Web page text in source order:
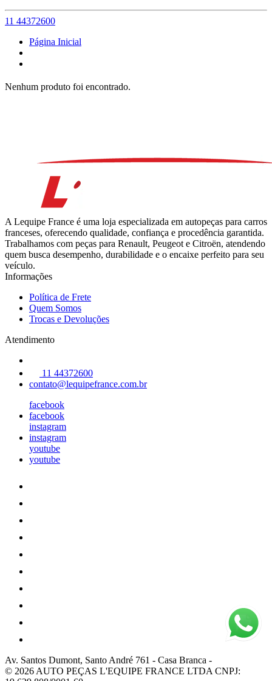
11 44372600
Página Inicial
Nenhum produto foi encontrado.
A Lequipe France é uma loja especializada em autopeças para carros
franceses, oferecendo qualidade, confiança e procedência garantida.
Trabalhamos com peças para Renault, Peugeot e Citroën, atendendo
quem busca desempenho, durabilidade e o encaixe perfeito para seu
veículo.
Informações
Política de Frete
Quem Somos
Trocas e Devoluções
Atendimento
11 44372600
contato@lequipefrance.com.br
facebook
facebook
instagram
instagram
youtube
youtube
Av. Santos Dumont, Santo André 761 - Casa Branca -
© 2026 AUTO PEÇAS L'EQUIPE FRANCE LTDA CNPJ: